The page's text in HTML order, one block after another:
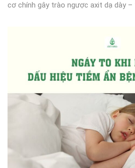
cơ chính gây trào ngược axit dạ dày –